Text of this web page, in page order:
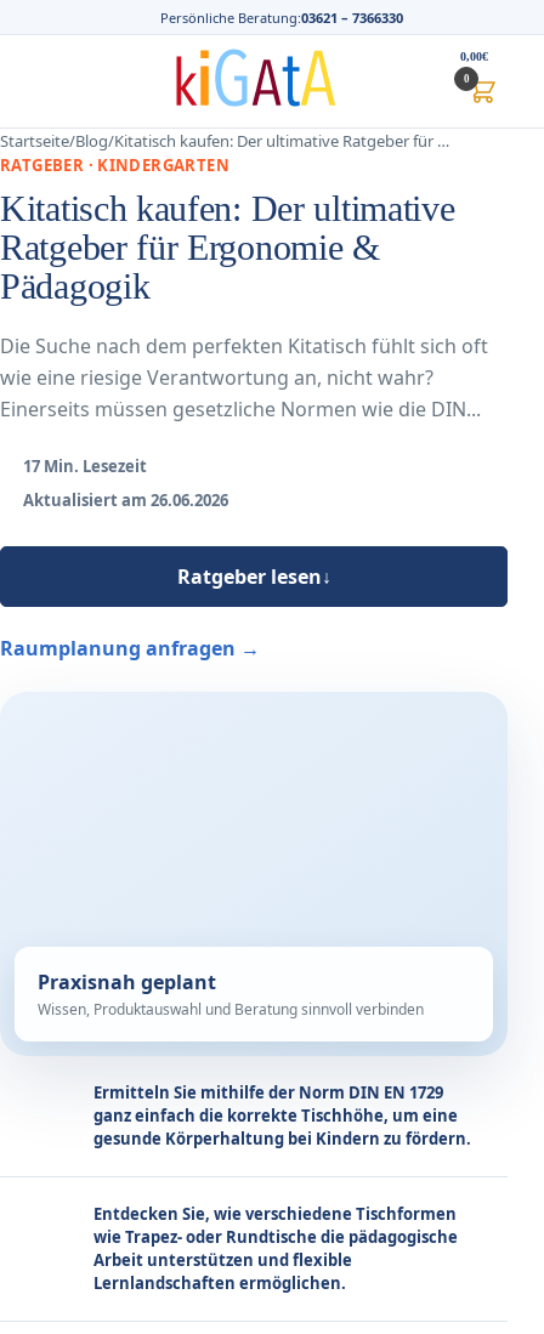
Persönliche Beratung:03621 – 7366330
0,00€
0
Startseite/Blog/Kitatisch kaufen: Der ultimative Ratgeber für …
RATGEBER · KINDERGARTEN
Kitatisch kaufen: Der ultimative
Ratgeber für Ergonomie &
Pädagogik
Die Suche nach dem perfekten Kitatisch fühlt sich oft
wie eine riesige Verantwortung an, nicht wahr?
Einerseits müssen gesetzliche Normen wie die DIN...
17 Min. Lesezeit
Aktualisiert am 26.06.2026
Ratgeber lesen↓
Raumplanung anfragen →
Praxisnah geplant
Wissen, Produktauswahl und Beratung sinnvoll verbinden
Ermitteln Sie mithilfe der Norm DIN EN 1729
ganz einfach die korrekte Tischhöhe, um eine
gesunde Körperhaltung bei Kindern zu fördern.
Entdecken Sie, wie verschiedene Tischformen
wie Trapez- oder Rundtische die pädagogische
Arbeit unterstützen und flexible
Lernlandschaften ermöglichen.